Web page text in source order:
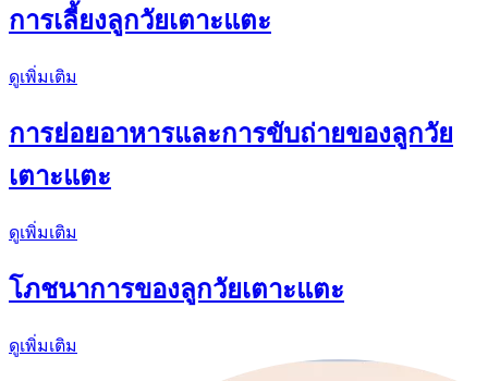
การเลี้ยงลูกวัยเตาะแตะ
ดูเพิ่มเติม
การย่อยอาหารและการขับถ่ายของลูกวัย
เตาะแตะ
ดูเพิ่มเติม
โภชนาการของลูกวัยเตาะแตะ
ดูเพิ่มเติม